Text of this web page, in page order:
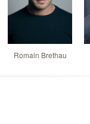
Romain Brethau